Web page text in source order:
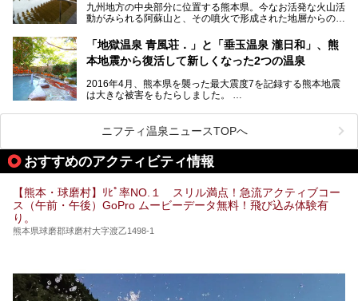
設・家族風呂の3パターンに分類し、合計10施設を厳選して
ご紹介。ぜひ、湯めぐりの参考にして下さいね！
九州地方の中央部分に位置する熊本県。今なお活発な火山活
動がみられる阿蘇山と、その噴火で形成された地層からの湧
す。
そんな熊本県は、県内の至るところから温泉が湧いている温
泉県でもあります。山鹿温泉、玉名温泉、黒川温泉、人吉温
出すスーパー銭湯が豊富です。なかでも注目のスーパー銭湯
をピックアップしました。
「地獄温泉 青風荘．」と「垂玉温泉 瀧日和」、熊
本地震から復活して新しくなった2つの温泉
2016年4月、熊本県を襲った最大震度7を記録する熊本地震
は大きな被害をもたらしました。
阿蘇山麓の南阿蘇村の「地獄温泉 清風荘」、そして「清風
荘」から400mほど離れた「垂玉（たるたま）温泉 山口旅
館」の2軒は、この地震による土砂崩れなどのために、一時
期は孤立状態に。もしかしたらこの時のニュースで、「地獄
温泉」と「垂玉温泉」の名前を知った人もいるかもしれませ
ん。
この2軒は今どうなっているのでしょうか。実は現在は「地
獄温泉 青風荘．」「垂玉温泉 瀧日和」として営業を再開し
します。
ニフティ温泉ニュースTOPへ
おすすめのアクティビティ情報
【熊本・球磨村】ﾘﾋﾟ率NO.１ スリル満点！急流アクティブコー
ス（午前・午後）GoPro ムービーデータ無料！飛び込み体験有
り。
熊本県球磨郡球磨村大字渡乙1498-1